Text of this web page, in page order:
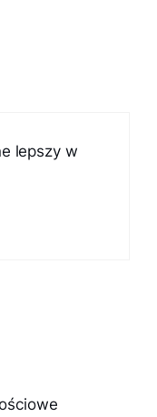
lepszy w